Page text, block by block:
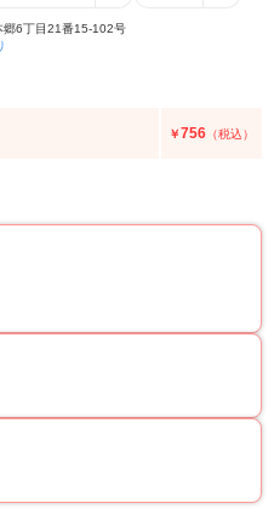
郷6丁目21番15-102号
￥756 （税込）